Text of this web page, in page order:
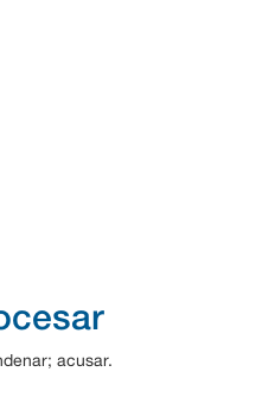
acusar.